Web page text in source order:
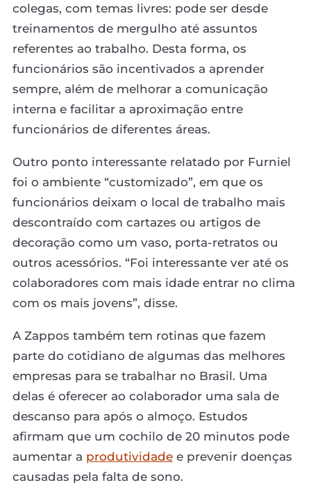
colegas, com temas livres: pode ser desde
treinamentos de mergulho até assuntos
referentes ao trabalho. Desta forma, os
funcionários são incentivados a aprender
sempre, além de melhorar a comunicação
interna e facilitar a aproximação entre
funcionários de diferentes áreas.
Outro ponto interessante relatado por Furniel
foi o ambiente “customizado”, em que os
funcionários deixam o local de trabalho mais
descontraído com cartazes ou artigos de
decoração como um vaso, porta-retratos ou
outros acessórios. “Foi interessante ver até os
colaboradores com mais idade entrar no clima
com os mais jovens”, disse.
A Zappos também tem rotinas que fazem
parte do cotidiano de algumas das melhores
empresas para se trabalhar no Brasil. Uma
delas é oferecer ao colaborador uma sala de
descanso para após o almoço. Estudos
afirmam que um cochilo de 20 minutos pode
aumentar a produtividade e prevenir doenças
causadas pela falta de sono.